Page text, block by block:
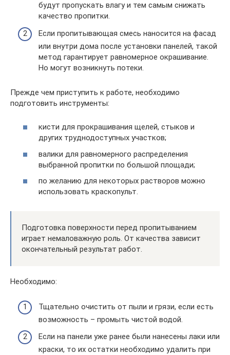
будут пропускать влагу и тем самым снижать
качество пропитки.
Если пропитывающая смесь наносится на фасад
или внутри дома после установки панелей, такой
метод гарантирует равномерное окрашивание.
Но могут возникнуть потеки.
Прежде чем приступить к работе, необходимо
подготовить инструменты:
кисти для прокрашивания щелей, стыков и
других труднодоступных участков;
валики для равномерного распределения
выбранной пропитки по большой площади;
по желанию для некоторых растворов можно
использовать краскопульт.
Подготовка поверхности перед пропитыванием
играет немаловажную роль. От качества зависит
окончательный результат работ.
Необходимо:
Тщательно очистить от пыли и грязи, если есть
возможность – промыть чистой водой.
Если на панели уже ранее были нанесены лаки или
краски, то их остатки необходимо удалить при